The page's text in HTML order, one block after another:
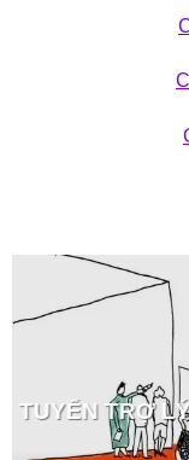
TUYỂN TRỢ